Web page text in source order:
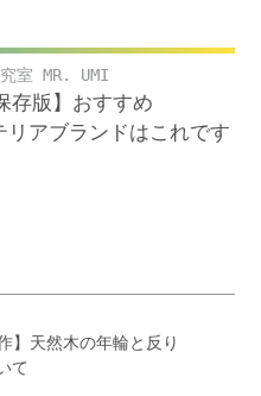
室 MR. UMI
存版】おすすめ
リアブランドはこれです